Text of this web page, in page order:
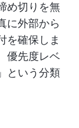
め切りを無
に外部から
を確保しま
優先度レベ
という分類